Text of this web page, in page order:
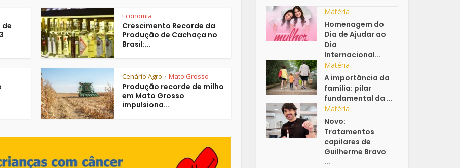
de
Economia
Crescimento Recorde da
Produção de Cachaça no
Brasil:...
Cenário Agro • Mato Grosso
Produção recorde de milho
em Mato Grosso
impulsiona...
Matéria
Homenagem do
Dia de Ajudar ao
Dia
Internacional...
Matéria
A importância da
família: pilar
fundamental da ...
Matéria
Novo:
Tratamentos
capilares de
Guilherme Bravo
...